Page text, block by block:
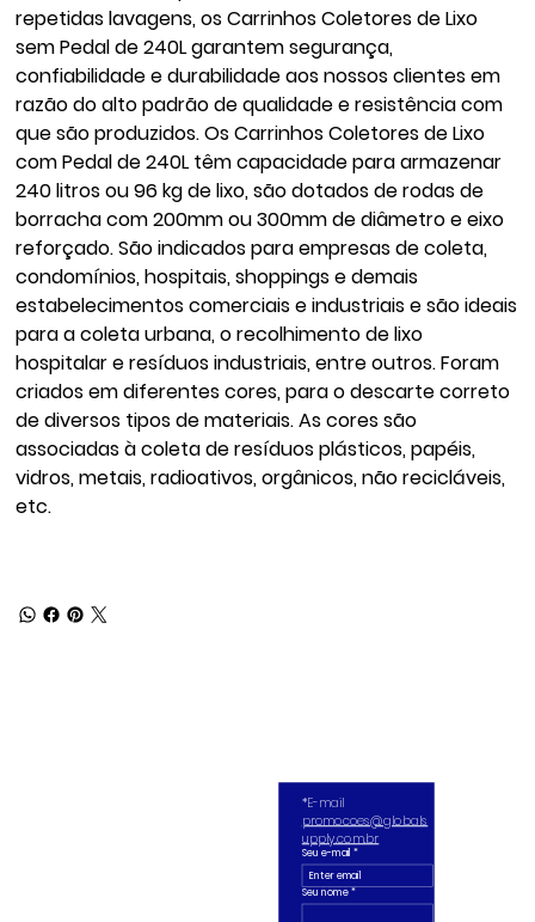
repetidas lavagens, os Carrinhos Coletores de Lixo
sem Pedal de 240L garantem segurança,
confiabilidade e durabilidade aos nossos clientes em
razão do alto padrão de qualidade e resistência com
que são produzidos. Os Carrinhos Coletores de Lixo
com Pedal de 240L têm capacidade para armazenar
240 litros ou 96 kg de lixo, são dotados de rodas de
borracha com 200mm ou 300mm de diâmetro e eixo
reforçado. São indicados para empresas de coleta,
condomínios, hospitais, shoppings e demais
estabelecimentos comerciais e industriais e são ideais
para a coleta urbana, o recolhimento de lixo
hospitalar e resíduos industriais, entre outros. Foram
criados em diferentes cores, para o descarte correto
de diversos tipos de materiais. As cores são
associadas à coleta de resíduos plásticos, papéis,
vidros, metais, radioativos, orgânicos, não recicláveis,
etc.
promocoes@globals
upply.com.br
Seu e-mail *
Seu nome *